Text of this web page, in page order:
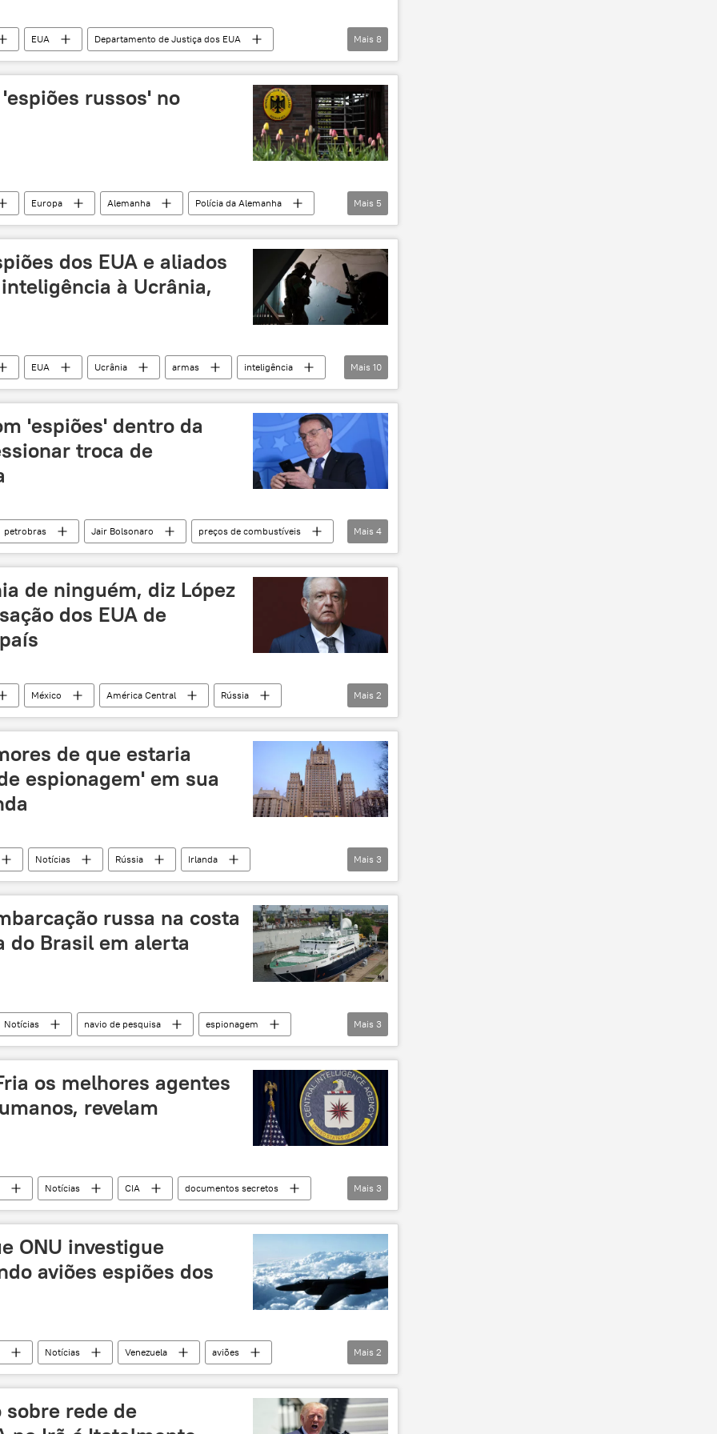
EUA
Departamento de Justiça dos EUA
América do Norte China
engenharia
Mais 8
russos' no
Europa Alemanha
Polícia da Alemanha
espiões russos Rússia Olaf Scholz
Mais 5
dos EUA e aliados
à Ucrânia,
EUA Ucrânia armas
inteligência
da Defesa (Rússia) Reino Unido
França
Mais 10
'espiões' dentro da
troca de
petrobras Jair Bolsonaro
preços de combustíveis
e Energia informação política brasileira
Mais 4
de ninguém, diz López
dos EUA de
México América Central
Rússia
Andrés Manuel López Obrador
Mais 2
de que estaria
espionagem' em sua
Notícias Rússia
Irlanda
Ministério das Relações Exteriores
Mais 3
russa na costa
do Brasil em alerta
Notícias navio de pesquisa
espionagem
Suécia
Mais 3
os melhores agentes
revelam
Notícias CIA
documentos secretos
treinamento
Mais 3
ONU investigue
aviões espiões dos
Notícias Venezuela
aviões
Mais 2
rede de